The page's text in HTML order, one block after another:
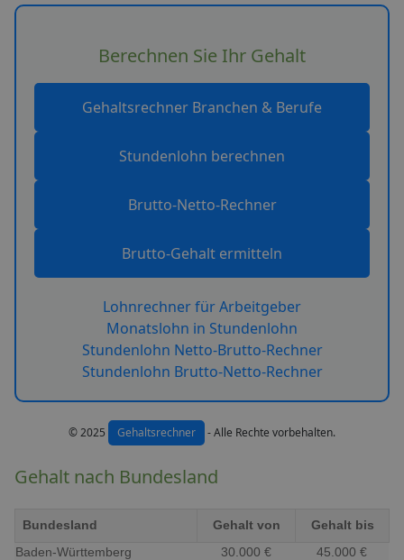
Berechnen Sie Ihr Gehalt
Gehaltsrechner Branchen & Berufe
Stundenlohn berechnen
Brutto-Netto-Rechner
Brutto-Gehalt ermitteln
Lohnrechner für Arbeitgeber
Monatslohn in Stundenlohn
Stundenlohn Netto-Brutto-Rechner
Stundenlohn Brutto-Netto-Rechner
© 2025 Gehaltsrechner - Alle Rechte vorbehalten.
Gehalt nach Bundesland
Bundesland Gehalt von
Gehalt bis
Baden-Württemberg
30.000 €
45.000 €